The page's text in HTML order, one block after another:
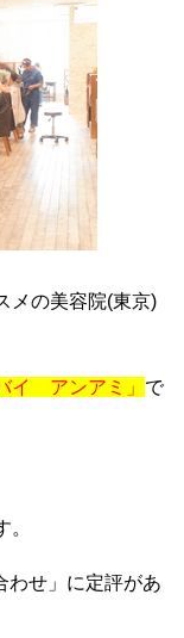
メの美容院(東京)
イ アンアミ 」 で
わせ」に定評があ